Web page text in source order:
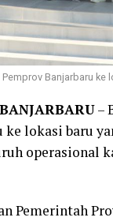
Banjarbaru
–
ke lokasi baru
operasional
Pemerintah